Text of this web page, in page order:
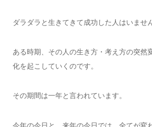
ダラダラと生きてきて成功した人はいません
ある時期、その人の生き方・考え方の突然
化を起こしていくのです。
その期間は一年と言われています。